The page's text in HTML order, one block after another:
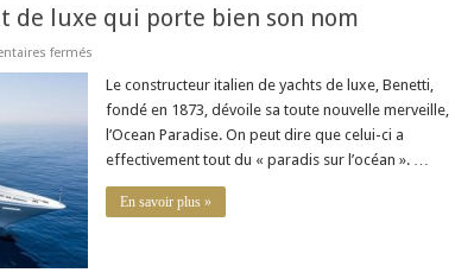
de luxe qui porte bien son nom
ferméssur
Paradise,
yacht
de
luxe
qui
bien
nom
Le constructeur italien de yachts de luxe, Benetti,
fondé en 1873, dévoile sa toute nouvelle merveille,
l’Ocean Paradise. On peut dire que celui-ci a
effectivement tout du « paradis sur l’océan ». …
En savoir plus »